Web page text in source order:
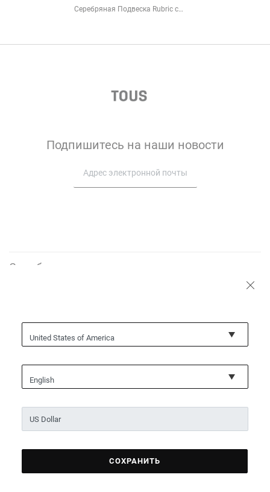
Серебряная Подвеска Rubric с розовым покрытием Vermeil
Подпишитесь на наши новости
Служба поддержки
Условия и положения Политика конфиденциальности
ЭТИЧЕСКИЙ КОДЕКС Кодекс этики Ethical channel
United States of America
English
СОХРАНИТЬ